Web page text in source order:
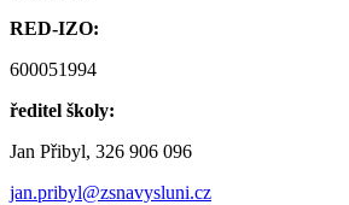
RED-IZO:
600051994
ředitel školy:
Jan Přibyl, 326 906 096
jan.pribyl@zsnavysluni.cz